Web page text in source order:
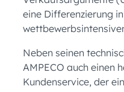
eine Differenzierung
Neben seinen
AMPECO auch einen
Kundenservice, der